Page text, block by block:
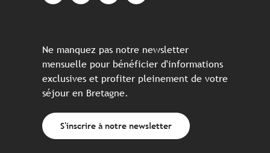
Ne manquez pas notre newsletter
mensuelle pour bénéficier d'informations
exclusives et profiter pleinement de votre
séjour en Bretagne.
S'inscrire à notre newsletter